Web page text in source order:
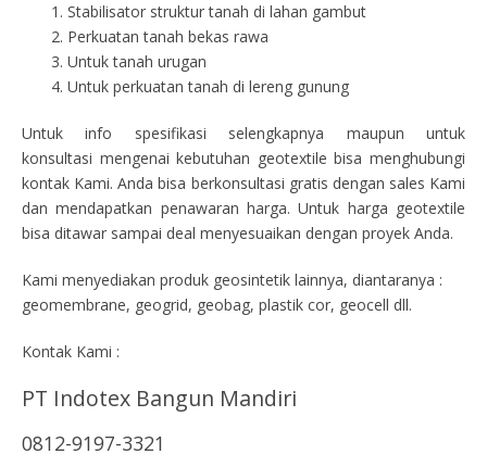
Stabilisator struktur tanah di lahan gambut
Perkuatan tanah bekas rawa
Untuk tanah urugan
Untuk perkuatan tanah di lereng gunung
Untuk info spesifikasi selengkapnya maupun untuk
konsultasi mengenai kebutuhan geotextile bisa menghubungi
kontak Kami. Anda bisa berkonsultasi gratis dengan sales Kami
dan mendapatkan penawaran harga. Untuk harga geotextile
bisa ditawar sampai deal menyesuaikan dengan proyek Anda.
Kami menyediakan produk geosintetik lainnya, diantaranya :
geomembrane, geogrid, geobag, plastik cor, geocell dll.
Kontak Kami :
PT Indotex Bangun Mandiri
0812-9197-3321